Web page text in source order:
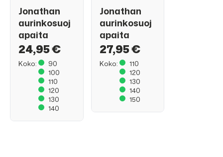
Jonathan
aurinkosuoj
apaita
24,95 €
Koko:
90
100
110
120
130
140
Jonathan
aurinkosuoj
apaita
27,95 €
Koko:
110
120
130
140
150